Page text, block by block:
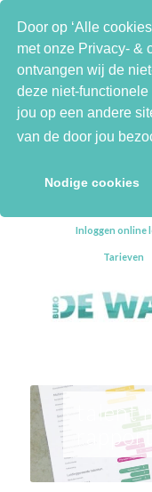
Door op ‘Alle
met onze Privacy- &
ontvangen wij de
deze niet-functionele
jou op een andere
van de door jou
Nodige cookies
Inloggen online
Tarieven
talent